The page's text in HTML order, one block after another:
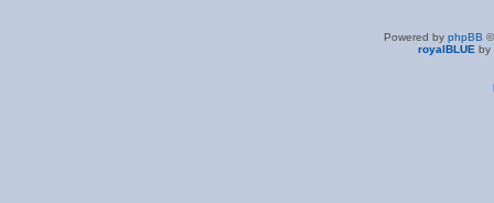
Powered by phpBB
royalBLUE by